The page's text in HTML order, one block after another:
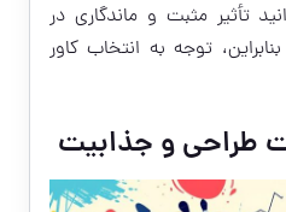
تأثیر مثبت و ماندگاری در
توجه به انتخاب کاور
طراحی و جذابیت